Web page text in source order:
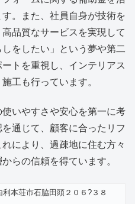
。また、社員自身が技術を
品質なサービスを実現して
をしたい」という夢や第二
トを重視し、インテリアス
工も行っています。
いやすさや安心を第一に考
通じて、顧客に合ったリフ
により、過疎地に住む方々
らの信頼を得ています。
本荘市石脇田頭２０６?３８